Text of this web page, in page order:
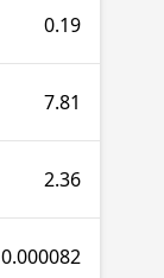
0.19
7.81
2.36
0.000082